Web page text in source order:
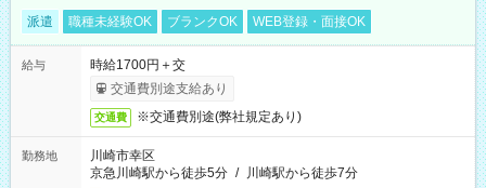
派遣 職種未経験OK ブランクOK WEB登録・面接OK
給与
時給1700円＋交
交通費別途支給あり
交通費 ※交通費別途(弊社規定あり)
勤務地
川崎市幸区
京急川崎駅から徒歩5分 / 川崎駅から徒歩7分